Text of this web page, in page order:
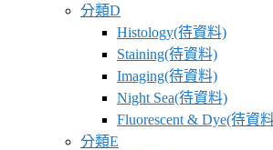
分類D
Histology(待資料)
Staining(待資料)
Imaging(待資料)
Night Sea(待資料)
Fluorescent & Dye(待資
分類E